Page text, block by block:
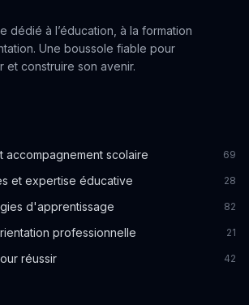
dédié à l’éducation, à la formation
Une boussole fiable pour
construire son avenir.
accompagnement scolaire 69
et expertise éducative 28
d'apprentissage 82
professionnelle 21
réussir 42